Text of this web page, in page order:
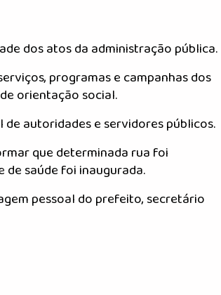
dos atos da administração pública.
programas e campanhas dos
orientação social.
autoridades e servidores públicos.
que determinada rua foi
saúde foi inaugurada.
pessoal do prefeito, secretário